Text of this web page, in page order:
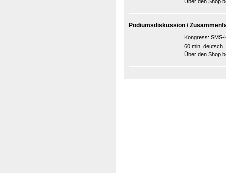
Podiumsdiskussion /
Kongress: SMS-
60 min, deutsch
Über den Shop